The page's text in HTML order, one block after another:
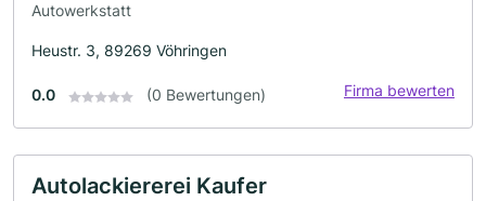
Autowerkstatt
Heustr. 3, 89269 Vöhringen
0.0 (0 Bewertungen) Firma bewerten
Autolackiererei Kaufer